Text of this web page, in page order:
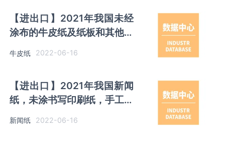
【进出口】2021年我国未经
涂布的牛皮纸及纸板和其他未
统计
牛皮纸 2022-06-16
【进出口】2021年我国新闻
纸，未涂书写印刷纸，手工制
纸及纸板和家庭或卫生用纸进
出口情况统计
新闻纸 2022-06-16